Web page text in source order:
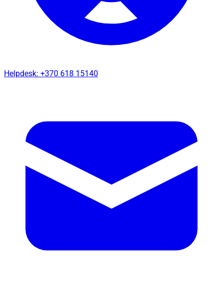
Helpdesk: +370 618 15140